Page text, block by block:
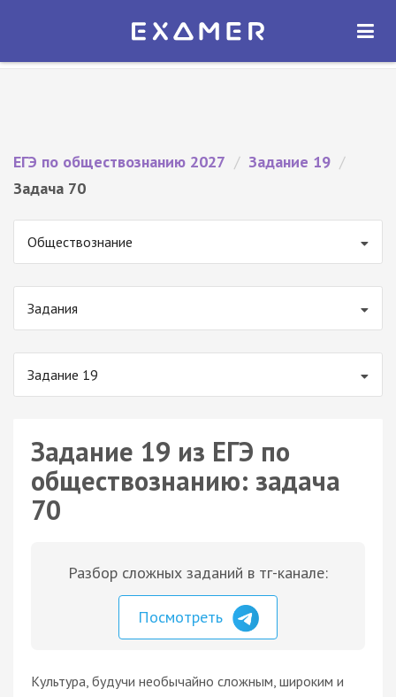
Экзамер — ЕГЭ 2027
ОТКРЫТЬ
ЕГЭ по обществознанию 2027 / Задание 19 /
Задача 70
Обществознание
Задания
Задание 19
Задание 19 из ЕГЭ по
обществознанию: задача
70
Разбор сложных заданий в тг-канале:
Посмотреть
Культура, будучи необычайно сложным, широким и